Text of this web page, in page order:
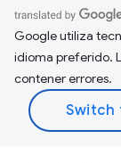
Google utiliza
idioma preferido.
contener errores.